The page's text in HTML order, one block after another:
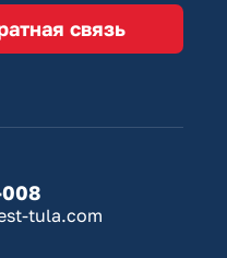
связь
tula.com